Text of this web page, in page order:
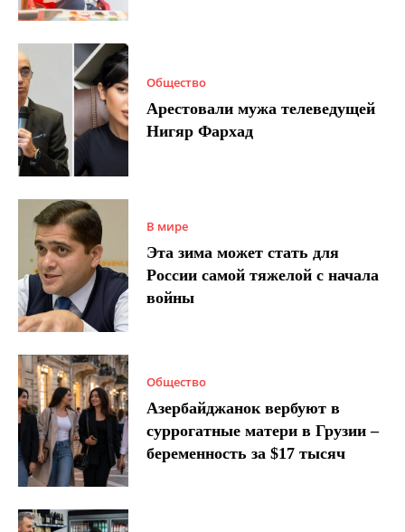
Общество
Арестовали мужа телеведущей
Нигяр Фархад
В мире
Эта зима может стать для
России самой тяжелой с начала
войны
Общество
Азербайджанок вербуют в
суррогатные матери в Грузии –
беременность за $17 тысяч